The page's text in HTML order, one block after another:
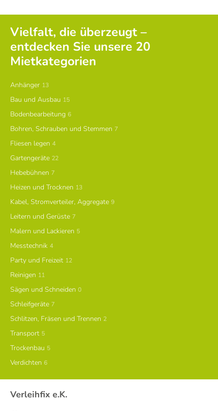
Vielfalt, die überzeugt –
entdecken Sie unsere 20
Mietkategorien
Anhänger 13
Bau und Ausbau 15
Bodenbearbeitung 6
Bohren, Schrauben und Stemmen 7
Fliesen legen 4
Gartengeräte 22
Hebebühnen 7
Heizen und Trocknen 13
Kabel, Stromverteiler, Aggregate 9
Leitern und Gerüste 7
Malern und Lackieren 5
Messtechnik 4
Party und Freizeit 12
Reinigen 11
Sägen und Schneiden 0
Schleifgeräte 7
Schlitzen, Fräsen und Trennen 2
Transport 5
Trockenbau 5
Verdichten 6
Verleihfix e.K.